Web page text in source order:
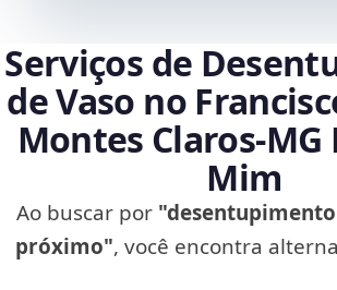
Serviços de
de Vaso no
Montes
Mim
Ao buscar por
próximo", você encontra